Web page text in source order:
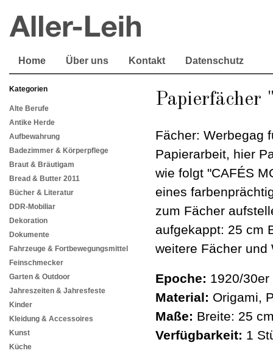
Home Über uns Kontakt Datenschutz
Kategorien
Alte Berufe
Antike Herde
Aufbewahrung
Badezimmer & Körperpflege
Braut & Bräutigam
Bread & Butter 2011
Bücher & Literatur
DDR-Mobiliar
Dekoration
Dokumente
Fahrzeuge & Fortbewegungsmittel
Feinschmecker
Garten & Outdoor
Jahreszeiten & Jahresfeste
Kinder
Kleidung & Accessoires
Kunst
Küche
Papierfächer
Fächer: Werbegag
Papierarbeit, hier
wie folgt "CAFÉS
eines
zum Fächer
aufgekappt: 25 cm
weitere Fächer und
Epoche: 1920/
Material: Origami,
Maße: Breite: 25
Verfügbarkeit: 1